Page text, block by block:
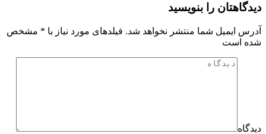
دیدگاهتان را بنویسید
آدرس ایمیل شما منتشر نخواهد شد. فیلدهای مورد نیاز با * مشخص
شده است
دیدگاه